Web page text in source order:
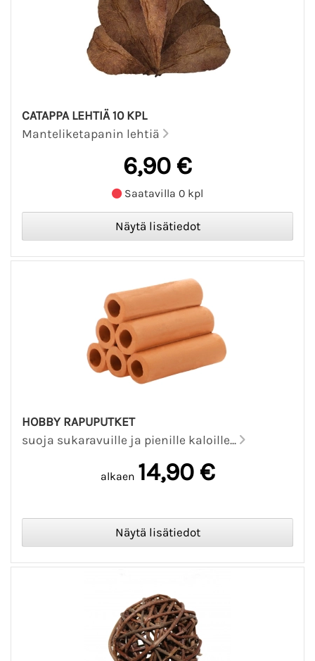
CATAPPA LEHTIÄ 10 KPL
Manteliketapanin lehtiä
6,90 €
Saatavilla 0 kpl
HOBBY RAPUPUTKET
suoja sukaravuille ja pienille kaloille...
alkaen 14,90 €